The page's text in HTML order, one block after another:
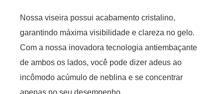
Nossa viseira possui acabamento cristalino,
garantindo máxima visibilidade e clareza no gelo.
Com a nossa inovadora tecnologia antiembaçante
de ambos os lados, você pode dizer adeus ao
incômodo acúmulo de neblina e se concentrar